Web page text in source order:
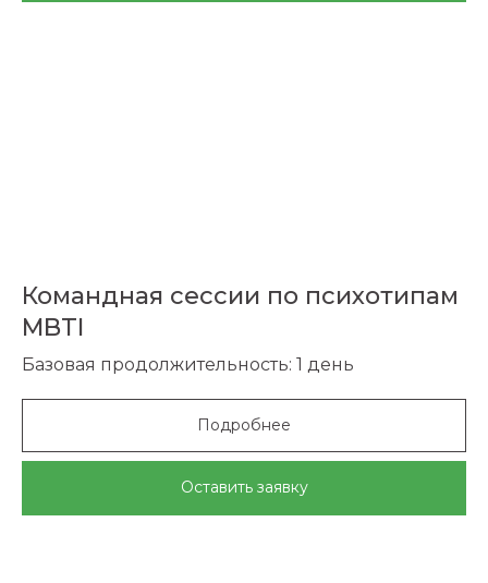
Командная сессии по психотипам
MBTI
Базовая продолжительность: 1 день
Подробнее
Оставить заявку